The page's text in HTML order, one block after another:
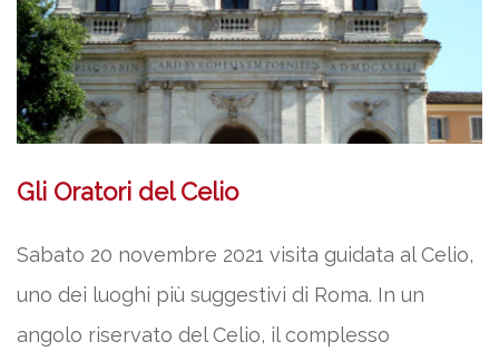
Gli Oratori del Celio
Sabato 20 novembre 2021 visita guidata al Celio,
uno dei luoghi più suggestivi di Roma. In un
angolo riservato del Celio, il complesso